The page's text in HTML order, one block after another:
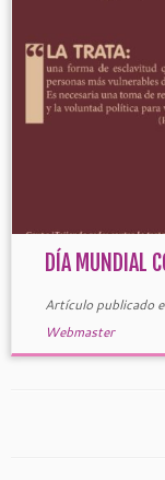
DÍA MUNDIAL
Artículo publicado
Webmaster